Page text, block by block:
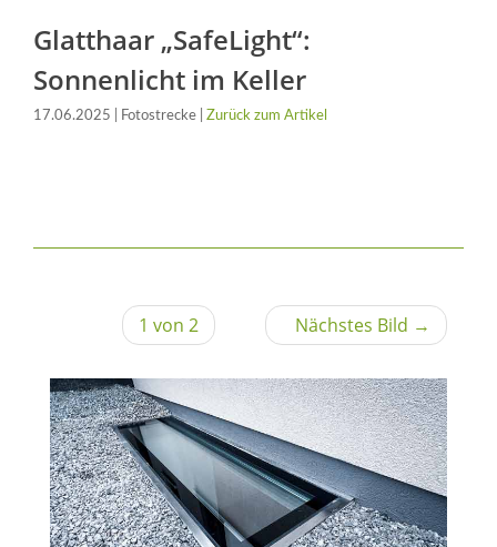
Glatthaar „SafeLight“:
Sonnenlicht im Keller
17.06.2025 | Fotostrecke | Zurück zum Artikel
1 von 2 Nächstes Bild →